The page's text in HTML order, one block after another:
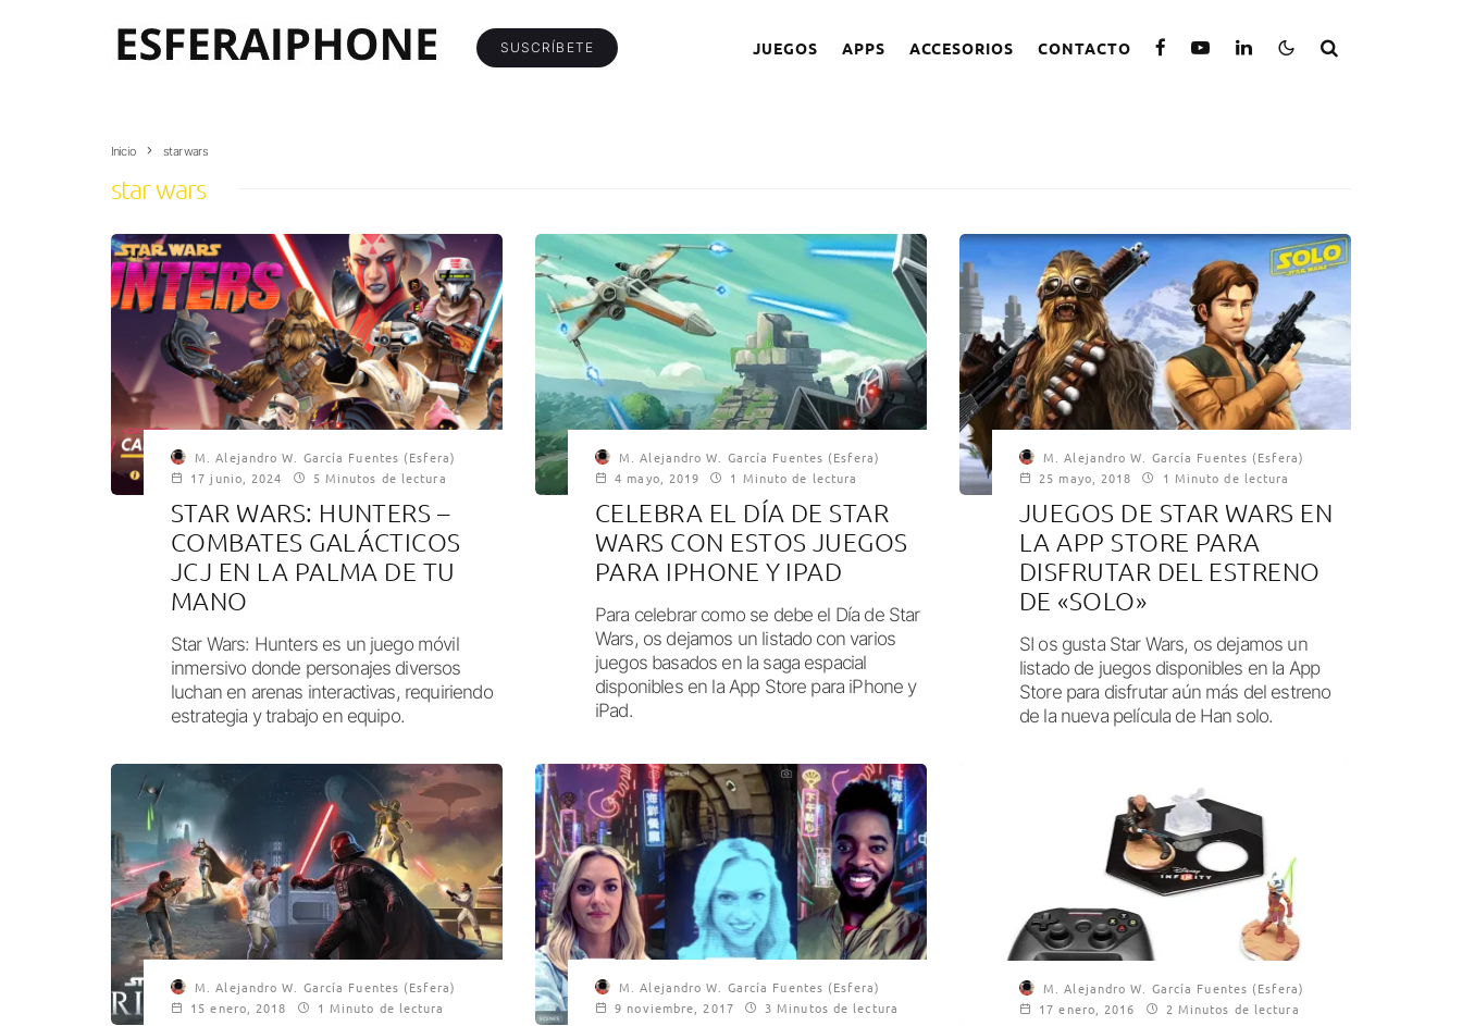
SUSCRÍBETE JUEGOS APPS ACCESORIOS CONTACTO
Inicio star wars
star wars
M. Alejandro W. García Fuentes (Esfera)
17 junio, 2024
5 Minutos de lectura
STAR WARS: HUNTERS –
COMBATES GALÁCTICOS
JCJ EN LA PALMA DE TU
MANO
Star Wars: Hunters es un juego móvil
inmersivo donde personajes diversos
luchan en arenas interactivas, requiriendo
estrategia y trabajo en equipo.
M. Alejandro W. García Fuentes (Esfera)
4 mayo, 2019
1 Minuto de lectura
CELEBRA EL DÍA DE STAR
WARS CON ESTOS JUEGOS
PARA IPHONE Y IPAD
Para celebrar como se debe el Día de Star
Wars, os dejamos un listado con varios
juegos basados en la saga espacial
disponibles en la App Store para iPhone y
iPad.
M. Alejandro W. García Fuentes (Esfera)
25 mayo, 2018
1 Minuto de lectura
JUEGOS DE STAR WARS EN
LA APP STORE PARA
DISFRUTAR DEL ESTRENO
DE «SOLO»
SI os gusta Star Wars, os dejamos un
listado de juegos disponibles en la App
Store para disfrutar aún más del estreno
de la nueva película de Han solo.
M. Alejandro W. García Fuentes (Esfera)
15 enero, 2018
1 Minuto de lectura
M. Alejandro W. García Fuentes (Esfera)
9 noviembre, 2017
3 Minutos de lectura
M. Alejandro W. García Fuentes (Esfera)
17 enero, 2016
2 Minutos de lectura